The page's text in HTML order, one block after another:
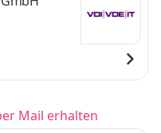
Mail erhalten